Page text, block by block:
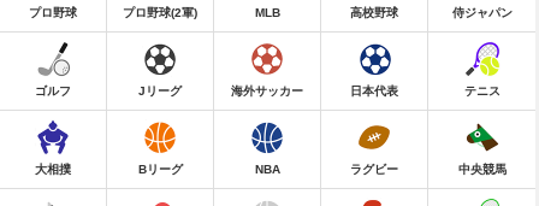
プロ野球 プロ野球(2軍) MLB 高校野球 侍ジャパン
ゴルフ Jリーグ 海外サッカー 日本代表 テニス
大相撲 Bリーグ NBA ラグビー 中央競馬